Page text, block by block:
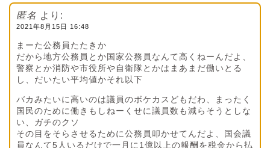
匿名 より:
2021年8月15日 16:48
まーた公務員たたきか
だから地方公務員とか国家公務員なんて高くねーんだよ、
警察とか消防や市役所や自衛隊とかはまあまだ働いとる
し、だいたい平均値かそれ以下
バカみたいに高いのは議員のボケカスどもだわ、まったく
国民のために働きもしねーくせに議員数も減らそうとしな
い、ガチのクソ
その目をそらさせるために公務員叩かせてんだよ、国会議
員なんて5人いるだけで一月に1億以上の報酬を税金から払